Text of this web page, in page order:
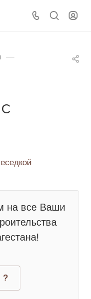
—
на все Ваши
?